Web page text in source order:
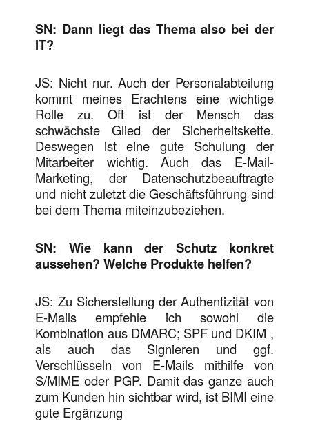
SN: Dann liegt das Thema also bei der
IT?
JS: Nicht nur. Auch der Personalabteilung
kommt meines Erachtens eine wichtige
Rolle zu. Oft ist der Mensch das
schwächste Glied der Sicherheitskette.
Deswegen ist eine gute Schulung der
Mitarbeiter wichtig. Auch das E-Mail-
Marketing, der Datenschutzbeauftragte
und nicht zuletzt die Geschäftsführung sind
bei dem Thema miteinzubeziehen.
SN: Wie kann der Schutz konkret
aussehen? Welche Produkte helfen?
JS: Zu Sicherstellung der Authentizität von
E-Mails empfehle ich sowohl die
Kombination aus DMARC; SPF und DKIM ,
als auch das Signieren und ggf.
Verschlüsseln von E-Mails mithilfe von
S/MIME oder PGP. Damit das ganze auch
zum Kunden hin sichtbar wird, ist BIMI eine
gute Ergänzung